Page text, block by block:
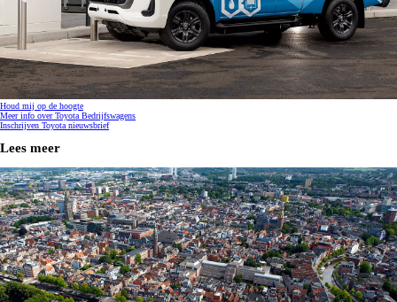
Houd mij op de hoogte
Meer info over Toyota Bedrijfswagens
Inschrijven Toyota nieuwsbrief
Lees meer